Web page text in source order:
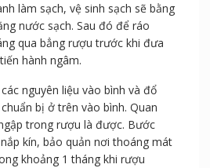
làm sạch, vệ sinh sạch sẽ bằng
nước sạch. Sau đó để ráo
qua bẳng rượu trước khi đưa
hành ngâm.
nguyên liệu vào bình và đổ
bị ở trên vào bình. Quan
trong rượu là được. Bước
kín, bảo quản nơi thoáng mát
khoảng 1 tháng khi rượu